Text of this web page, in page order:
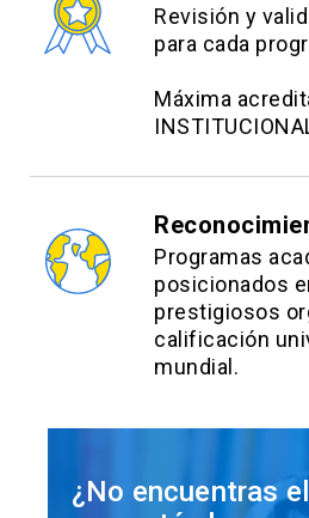
Revisión y
para cada
Máxima
Programas
posicionados
prestigiosos
calificación
mundial.
¿No encuentras